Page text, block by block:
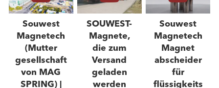
Souwest
Magnetech
(Mutter
gesellschaft
von MAG
SPRING) |
SOUWEST-
Magnete,
die zum
Versand
geladen
werden
Souwest
Magnetech
Magnet
abscheider
für
flüssigkeits